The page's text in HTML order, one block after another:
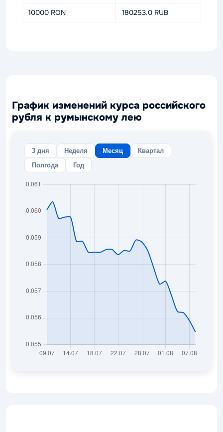
10000 RON 180253.0 RUB
График изменений курса российского
рубля к румынскому лею
3 дня Неделя Месяц
Квартал
Полгода
Год